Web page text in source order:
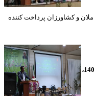
عاملان و کشاورزان پرداخت کننده